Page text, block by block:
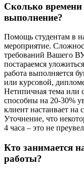
Сколько времени
выполнение?
Помощь студентам в
мероприятие.
требований Вашего
постараемся
работа выполняется
или курсовой,
Нетипичная тема или
способны на 20-30%
клиент настаивает
Уточнение, что
4 часа – это не
Кто занимается
работы?